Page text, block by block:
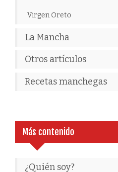
Virgen Oreto
La Mancha
Otros artículos
Recetas manchegas
Más contenido
¿Quién soy?